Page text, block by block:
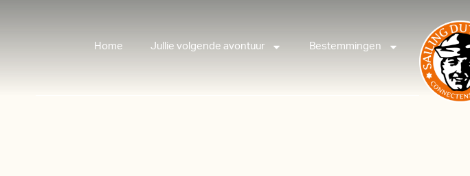
Home Jullie volgende avontuur Bestemmingen